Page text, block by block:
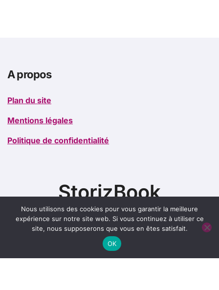
A propos
Plan du site
Mentions légales
Politique de confidentialité
StorizBook
Nous utilisons des cookies pour vous garantir la meilleure
expérience sur notre site web. Si vous continuez à utiliser ce
site, nous supposerons que vous en êtes satisfait.
OK